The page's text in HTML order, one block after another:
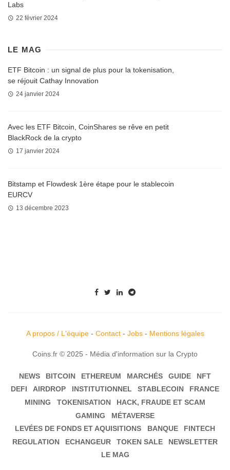
Labs
22 février 2024
LE MAG
ETF Bitcoin : un signal de plus pour la tokenisation,
se réjouit Cathay Innovation
24 janvier 2024
Avec les ETF Bitcoin, CoinShares se rêve en petit
BlackRock de la crypto
17 janvier 2024
Bitstamp et Flowdesk 1ère étape pour le stablecoin
EURCV
13 décembre 2023
A propos / L'équipe- Contact- Jobs- Mentions légales
Coins.fr © 2025 - Média d'information sur la Crypto
NEWS BITCOIN ETHEREUM MARCHÉS GUIDE
NFT
DEFI
AIRDROP INSTITUTIONNEL STABLECOIN
FRANCE
MINING
TOKENISATION
HACK, FRAUDE ET SCAM
GAMING
MÉTAVERSE
LEVÉES DE FONDS ET AQUISITIONS
BANQUE
FINTECH
REGULATION
ECHANGEUR TOKEN SALE
NEWSLETTER
LE MAG